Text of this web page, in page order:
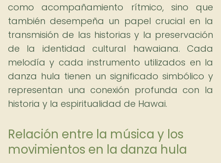
como acompañamiento rítmico, sino que
también desempeña un papel crucial en la
transmisión de las historias y la preservación
de la identidad cultural hawaiana. Cada
melodía y cada instrumento utilizados en la
danza hula tienen un significado simbólico y
representan una conexión profunda con la
historia y la espiritualidad de Hawai.
Relación entre la música y los
movimientos en la danza hula